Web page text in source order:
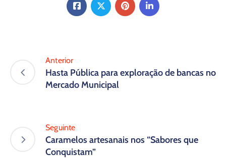
Anterior
Hasta Pública para exploração de bancas no
Mercado Municipal
Seguinte
Caramelos artesanais nos “Sabores que
Conquistam”